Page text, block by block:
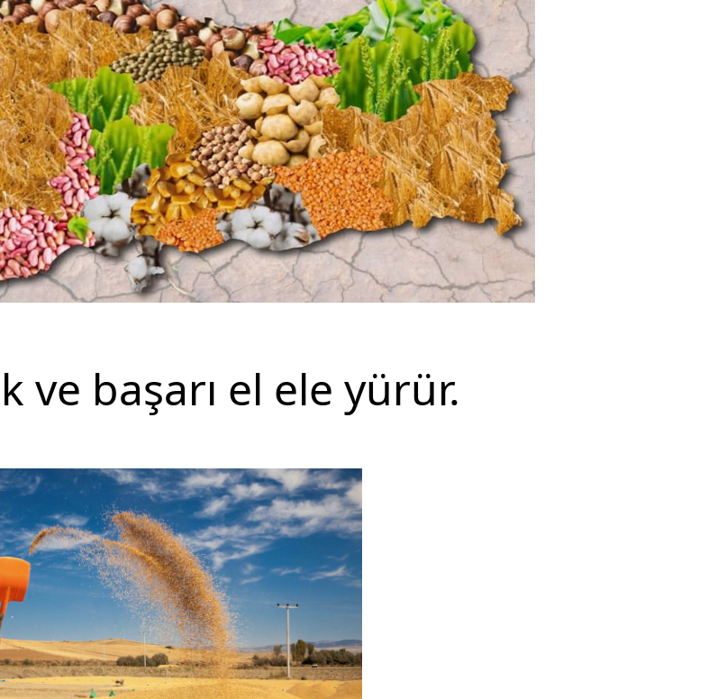
ve başarı el ele yürür.